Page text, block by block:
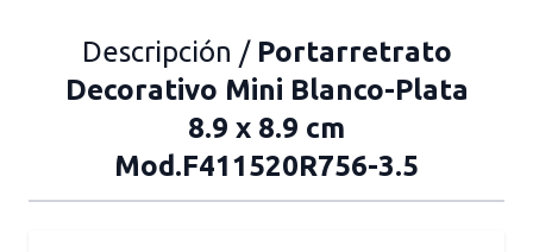
Descripción / Portarretrato
Decorativo Mini Blanco-Plata
8.9 x 8.9 cm
Mod.F411520R756-3.5